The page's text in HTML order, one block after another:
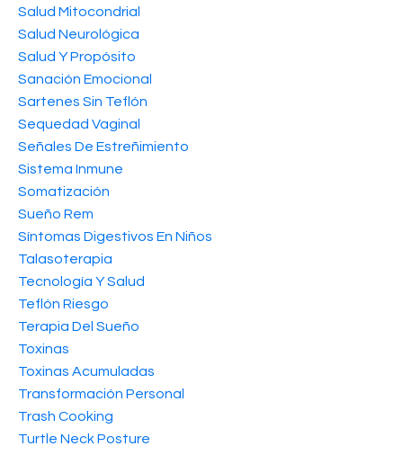
Salud Mitocondrial
Salud Neurológica
Salud Y Propósito
Sanación Emocional
Sartenes Sin Teflón
Sequedad Vaginal
Señales De Estreñimiento
Sistema Inmune
Somatización
Sueño Rem
Síntomas Digestivos En Niños
Talasoterapia
Tecnología Y Salud
Teflón Riesgo
Terapia Del Sueño
Toxinas
Toxinas Acumuladas
Transformación Personal
Trash Cooking
Turtle Neck Posture